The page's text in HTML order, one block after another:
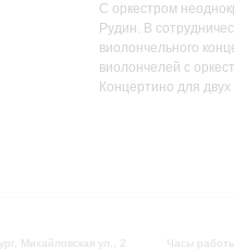
С оркестром
Рудин. В
виолончельного
виолончелей с
Концертино для
Михайловская ул., 2
Часы